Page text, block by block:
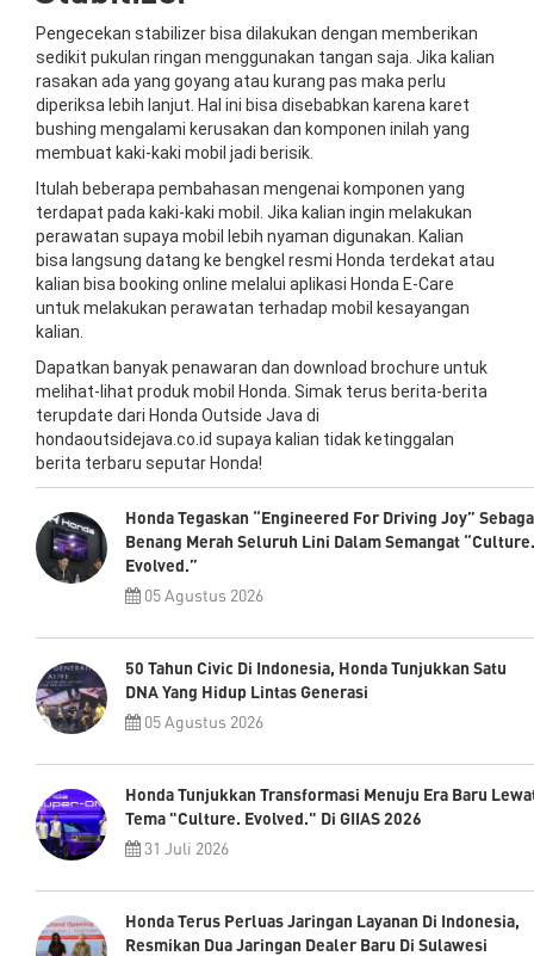
Pengecekan stabilizer bisa dilakukan dengan memberikan
sedikit pukulan ringan menggunakan tangan saja. Jika kalian
rasakan ada yang goyang atau kurang pas maka perlu
diperiksa lebih lanjut. Hal ini bisa disebabkan karena karet
bushing mengalami kerusakan dan komponen inilah yang
membuat kaki-kaki mobil jadi berisik.
Itulah beberapa pembahasan mengenai komponen yang
terdapat pada kaki-kaki mobil. Jika kalian ingin melakukan
perawatan supaya mobil lebih nyaman digunakan. Kalian
bisa langsung datang ke bengkel resmi Honda terdekat atau
kalian bisa booking online melalui aplikasi Honda E-Care
untuk melakukan perawatan terhadap mobil kesayangan
kalian.
Dapatkan banyak penawaran dan download brochure untuk
melihat-lihat produk mobil Honda. Simak terus berita-berita
terupdate dari Honda Outside Java di
hondaoutsidejava.co.id supaya kalian tidak ketinggalan
berita terbaru seputar Honda!
Honda Tegaskan “Engineered For Driving Joy”
Benang Merah Seluruh Lini Dalam Semangat “Culture.
Evolved.”
05 Agustus 2026
50 Tahun Civic Di Indonesia, Honda Tunjukkan Satu
DNA Yang Hidup Lintas Generasi
05 Agustus 2026
Honda Tunjukkan Transformasi Menuju Era Baru
Tema "Culture. Evolved." Di GIIAS 2026
31 Juli 2026
Honda Terus Perluas Jaringan Layanan Di Indonesia,
Resmikan Dua Jaringan Dealer Baru Di Sulawesi